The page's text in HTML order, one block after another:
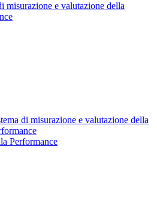
misurazione e valutazione della
di misurazione e valutazione della
Performance